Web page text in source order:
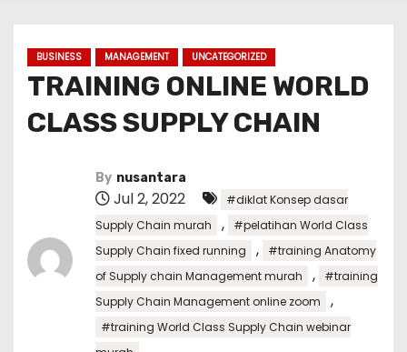
BUSINESS MANAGEMENT UNCATEGORIZED
TRAINING ONLINE WORLD
CLASS SUPPLY CHAIN
By nusantara
Jul 2, 2022
#diklat Konsep dasar
Supply Chain murah
,
#pelatihan World Class
Supply Chain fixed running
,
#training Anatomy
of Supply chain Management murah
,
#training
Supply Chain Management online zoom
,
#training World Class Supply Chain webinar